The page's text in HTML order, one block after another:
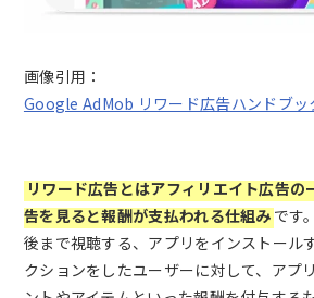
画像引用：
Google AdMob リワード広告ハンドブ
リワード広告とはアフィリエイト広告の
告を見ると報酬が支払われる仕組み です
後まで視聴する、アプリをインストール
クションをしたユーザーに対して、アプ